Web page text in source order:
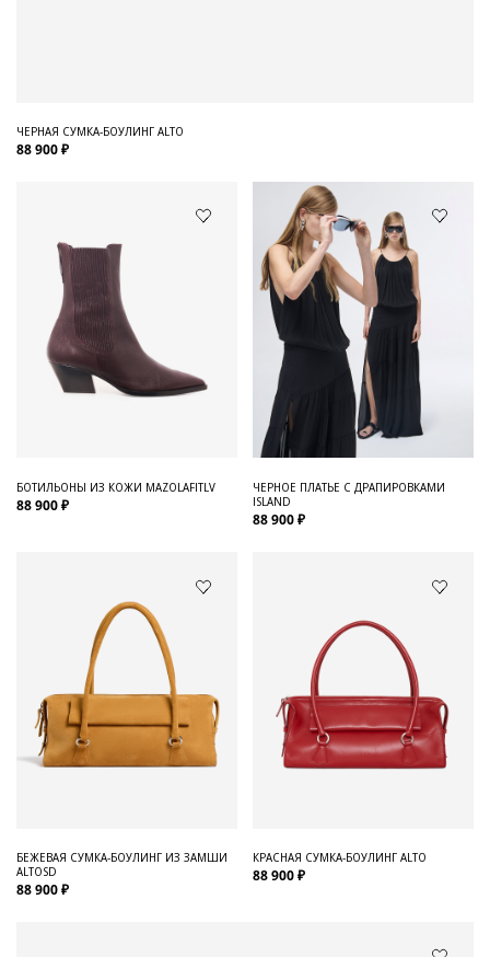
ЧЕРНАЯ СУМКА-БОУЛИНГ ALTO
88 900 ₽
БОТИЛЬОНЫ ИЗ КОЖИ MAZOLAFITLV
88 900 ₽
ЧЕРНОЕ ПЛАТЬЕ С ДРАПИРОВКАМИ
ISLAND
88 900 ₽
БЕЖЕВАЯ СУМКА-БОУЛИНГ ИЗ ЗАМШИ
ALTOSD
88 900 ₽
КРАСНАЯ СУМКА-БОУЛИНГ ALTO
88 900 ₽